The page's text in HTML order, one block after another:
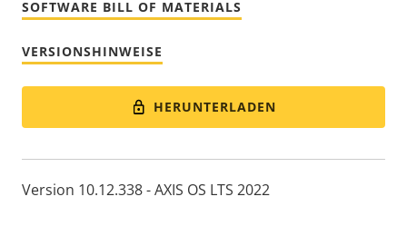
SOFTWARE BILL OF MATERIALS
VERSIONSHINWEISE
HERUNTERLADEN
Version 10.12.338 - AXIS OS LTS 2022